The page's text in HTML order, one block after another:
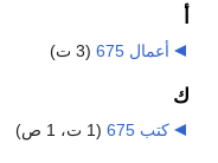
أعمال 675 (3 ت)
ك
كتب 675 (1 ت، 1 ص)